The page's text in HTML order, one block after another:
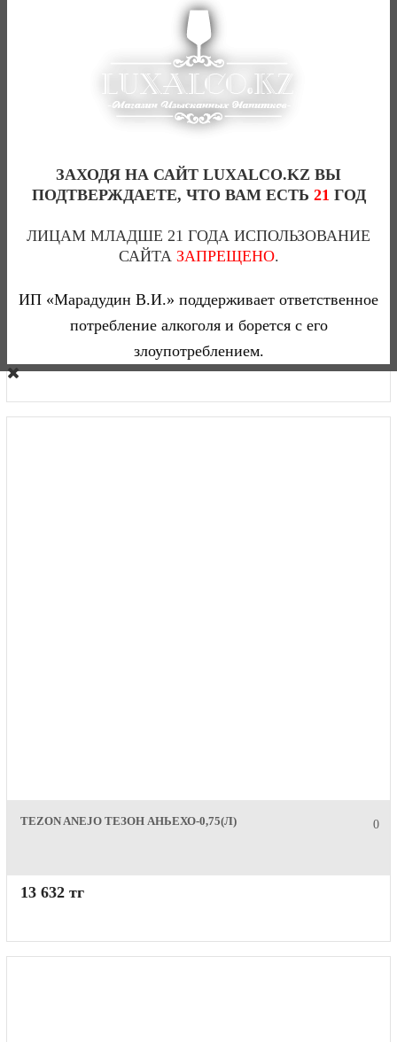
0
TEZON ANEJO ТЕЗОН АНЬЕХО-0,75(Л)
13 632 тг
ЗАХОДЯ НА САЙТ LUXALCO.KZ ВЫ
ПОДТВЕРЖДАЕТЕ, ЧТО ВАМ ЕСТЬ 21 ГОД
ЛИЦАМ МЛАДШЕ 21 ГОДА ИСПОЛЬЗОВАНИЕ
САЙТА ЗАПРЕЩЕНО.
ИП «Марадудин В.И.» поддерживает ответственное
потребление алкоголя и борется с его
злоупотреблением.